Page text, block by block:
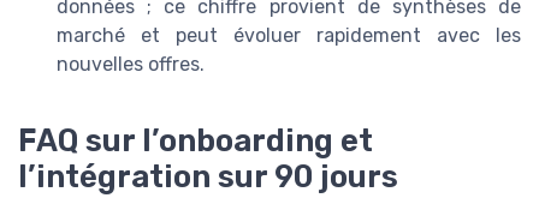
données ; ce chiffre provient de synthèses de
marché et peut évoluer rapidement avec les
nouvelles offres.
FAQ sur l’onboarding et
l’intégration sur 90 jours